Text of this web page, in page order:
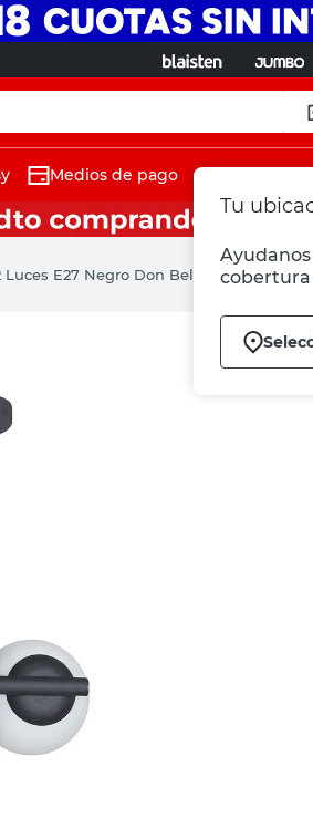
Tu
cobertura
Medios de pago
E27 Negro Don Bell